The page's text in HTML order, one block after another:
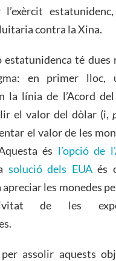
l’exèrcit
contra la Xina.
estatunidenca té dues
en primer lloc,
la línia de l’Acord
el valor del dòlar (i,
el valor de les
és l’opció de
solució dels EUAés
apreciar les monedes
de les
assolir aquests